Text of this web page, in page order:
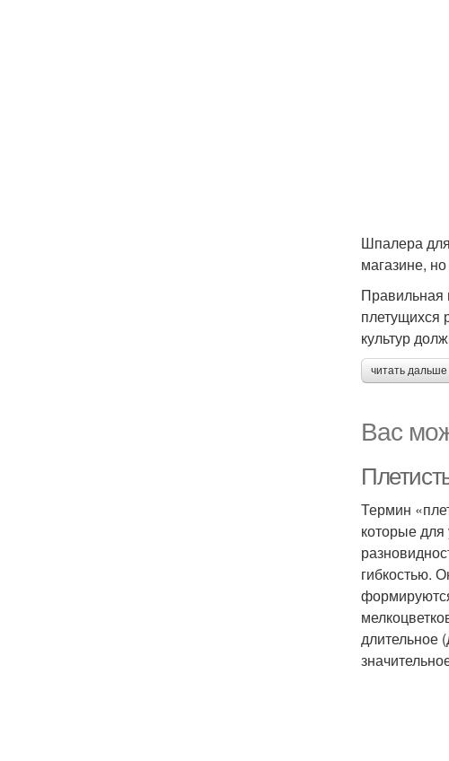
Шпалера
магазине,
Правильная
плетущихся
культур
читать
Вас
Термин
которые
гибкостью.
длительное